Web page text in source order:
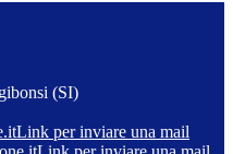
(SI)
Link per inviare una mail